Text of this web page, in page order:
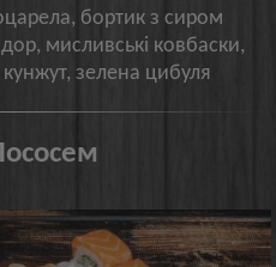
бортик з сиром
мисливські ковбаски,
зелена цибуля